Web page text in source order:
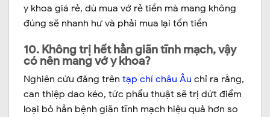
y khoa giá rẻ, dù mua vớ rẻ tiền mà mang không
đúng sẽ nhanh hư và phải mua lại tốn tiền
10. Không trị hết hẳn giãn tĩnh mạch, vậy
có nên mang vớ y khoa?
Nghiên cứu đăng trên tạp chí châu Âu chỉ ra rằng,
can thiệp dao kéo, tức phẩu thuật sẽ trị dứt điểm
loại bỏ hẳn bệnh giãn tĩnh mạch hiệu quả hơn so